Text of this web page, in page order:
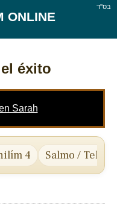
בס''ד
ONLINE
éxito
Sarah
4 Salmo /